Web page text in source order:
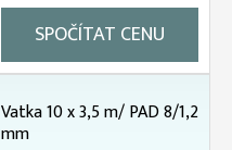
SPOČÍTAT CENU
Vatka 10 x 3,5 m/ PAD 8/1,2
mm